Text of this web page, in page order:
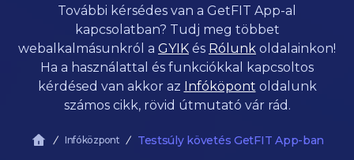
További kérsédes van a GetFIT App-al
kapcsolatban? Tudj meg többet
webalkalmásunkról a GYIK és Rólunk oldalainkon!
Ha a használattal és funkciókkal kapcsoltos
kérdésed van akkor az Infóköpont oldalunk
számos cikk, rövid útmutató vár rád.
Infóközpont Testsúly követés GetFIT App-ban